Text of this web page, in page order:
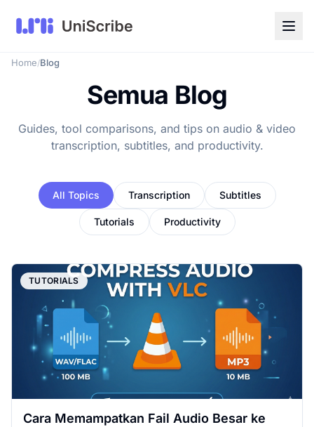
Home/Blog
Semua Blog
Guides, tool comparisons, and tips on audio & video
transcription, subtitles, and productivity.
All Topics Transcription Subtitles
Tutorials Productivity
TUTORIALS
Cara Memampatkan Fail Audio Besar ke